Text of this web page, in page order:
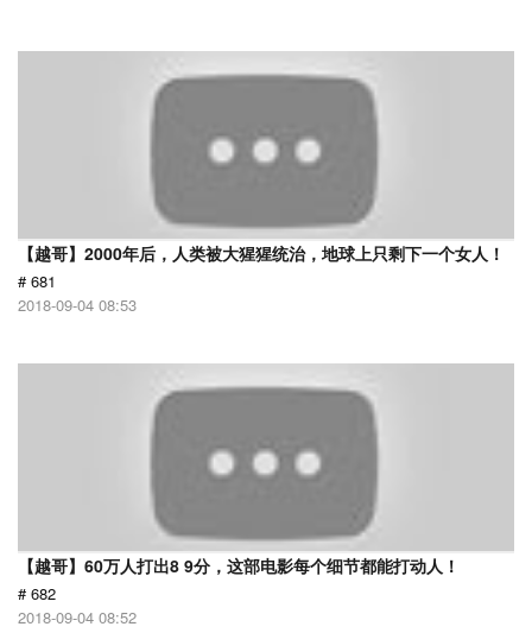
【越哥】2000年后，人类被大猩猩统治，地球上只剩下一个女人！
# 681
2018-09-04 08:53
【越哥】60万人打出8 9分，这部电影每个细节都能打动人！
# 682
2018-09-04 08:52